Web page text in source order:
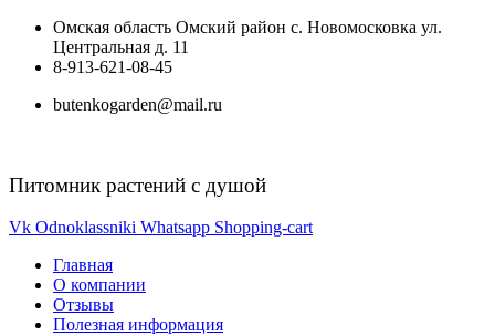
Перейти
содержимому
Омская область Омский район с. Новомосковка ул.
Центральная д. 11
8-913-621-08-45
butenkogarden@mail.ru
Питомник растений с душой
Vk Odnoklassniki Whatsapp Shopping-cart
Главная
О компании
Отзывы
Полезная информация